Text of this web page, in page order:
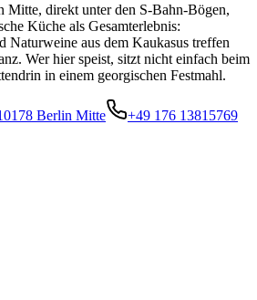
Mitte, direkt unter den S-Bahn-Bögen,
Küche als Gesamterlebnis:
aus dem Kaukasus treffen
Wer hier speist, sitzt nicht einfach beim
in einem georgischen Festmahl.
Berlin Mitte
+49 176 13815769